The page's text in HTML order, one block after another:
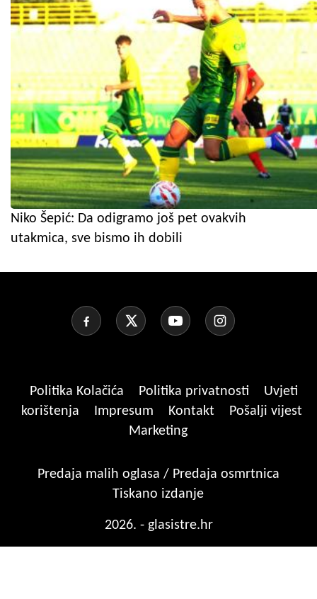
Niko Šepić: Da odigramo još pet ovakvih
utakmica, sve bismo ih dobili
Politika Kolačića Politika privatnosti
Uvjeti
korištenja
Impresum Kontakt
Pošalji vijest
Marketing
Predaja malih oglasa / Predaja osmrtnica
Tiskano izdanje
2026. - glasistre.hr